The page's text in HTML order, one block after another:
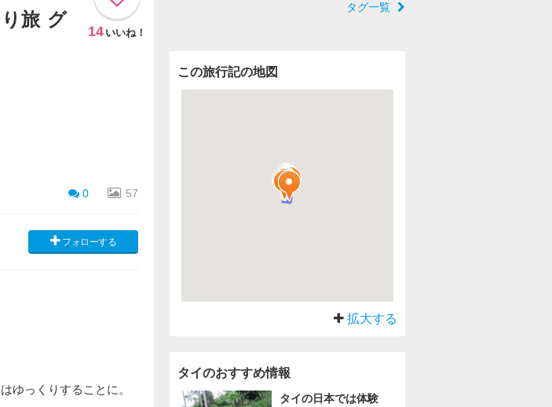
旅 グ
14 いいね！
0 57
フォローする
ゆっくりすることに。
タグ一覧
この旅行記の地図
拡大する
タイのおすすめ情報
タイの日本では体験